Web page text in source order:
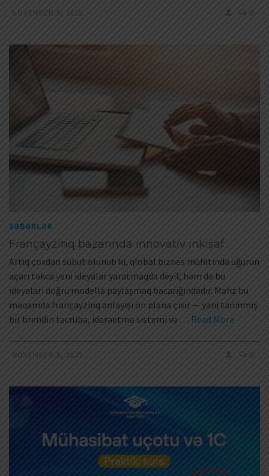
NOVEMBER 5, 2025 0
XƏBƏRLƏR
Françayzinq bazarında innovativ inkişaf
Artıq çoxdan sübut olunub ki, qlobal biznes mühitində uğurun
açarı təkcə yeni ideyalar yaratmaqda deyil, həm də bu
ideyaları doğru modellə paylaşmaq bacarığındadır. Məhz bu
məqamda françayzinq anlayışı ön plana çıxır — yəni tanınmış
bir brendin təcrübə, idarəetmə sistemi və … Read More
NOVEMBER 5, 2025 0